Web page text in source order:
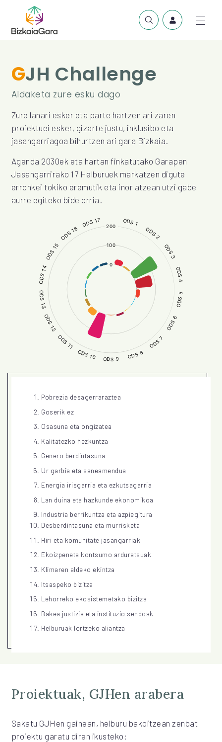
GJH Challenge
Aldaketa zure esku dago
Zure lanari esker eta parte hartzen ari zaren
proiektuei esker, gizarte justu, inklusibo eta
jasangarriagoa bihurtzen ari gara Bizkaia.
Agenda 2030ek eta hartan finkatutako Garapen
Jasangarrirako 17 Helburuek markatzen digute
erronkei tokiko eremutik eta inor atzean utzi gabe
aurre egiteko bide orria.
Pobrezia desagerraraztea
Goserik ez
Osasuna eta ongizatea
Kalitatezko hezkuntza
Genero berdintasuna
Ur garbia eta saneamendua
Energia irisgarria eta ezkutsagarria
Lan duina eta hazkunde ekonomikoa
Industria berrikuntza eta azpiegitura
Desberdintasuna eta murrisketa
Hiri eta komunitate jasangarriak
Ekoizpeneta kontsumo arduratsuak
Klimaren aldeko ekintza
Itsaspeko bizitza
Lehorreko ekosistemetako bizitza
Bakea justizia eta instituzio sendoak
Helburuak lortzeko aliantza
Proiektuak, GJHen arabera
Sakatu GJHen gainean, helburu bakoitzean zenbat
proiektu garatu diren ikusteko: